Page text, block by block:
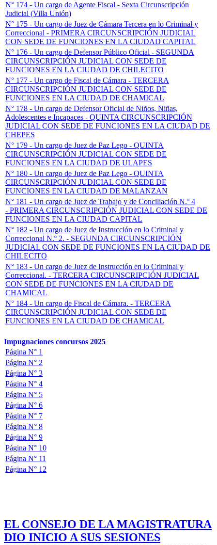
N° 174 - Un cargo de Agente Fiscal - Sexta Circunscripción
Judicial (Villa Unión)
N° 175 - Un cargo de Juez de Cámara Tercera en lo Criminal y
Correccional - PRIMERA CIRCUNSCRIPCIÓN JUDICIAL
CON SEDE DE FUNCIONES EN LA CIUDAD CAPITAL
N° 176 - Un cargo de Defensor Público Oficial - SEGUNDA
CIRCUNSCRIPCIÓN JUDICIAL CON SEDE DE
FUNCIONES EN LA CIUDAD DE CHILECITO
N° 177 - Un cargo de Fiscal de Cámara - TERCERA
CIRCUNSCRIPCIÓN JUDICIAL CON SEDE DE
FUNCIONES EN LA CIUDAD DE CHAMICAL
N° 178 - Un cargo de Defensor Oficial de Niños, Niñas,
Adolescentes e Incapaces - QUINTA CIRCUNSCRIPCIÓN
JUDICIAL CON SEDE DE FUNCIONES EN LA CIUDAD DE
CHEPES
N° 179 - Un cargo de Juez de Paz Lego - QUINTA
CIRCUNSCRIPCIÓN JUDICIAL CON SEDE DE
FUNCIONES EN LA CIUDAD DE ULAPES
N° 180 - Un cargo de Juez de Paz Lego - QUINTA
CIRCUNSCRIPCIÓN JUDICIAL CON SEDE DE
FUNCIONES EN LA CIUDAD DE MALANZAN
N° 181 - Un cargo de Juez de Trabajo y de Conciliación N.º 4
- PRIMERA CIRCUNSCRIPCIÓN JUDICIAL CON SEDE DE
FUNCIONES EN LA CIUDAD CAPITAL
N° 182 - Un cargo de Juez de Instrucción en lo Criminal y
Correccional N.º 2. - SEGUNDA CIRCUNSCRIPCIÓN
JUDICIAL CON SEDE DE FUNCIONES EN LA CIUDAD DE
CHILECITO
N° 183 - Un cargo de Juez de Instrucción en lo Criminal y
Correccional. - TERCERA CIRCUNSCRIPCIÓN JUDICIAL
CON SEDE DE FUNCIONES EN LA CIUDAD DE
CHAMICAL
N° 184 - Un cargo de Fiscal de Cámara. - TERCERA
CIRCUNSCRIPCIÓN JUDICIAL CON SEDE DE
FUNCIONES EN LA CIUDAD DE CHAMICAL
Impugnaciones concursos 2025
Página N° 1
Página N° 2
Página N° 3
Página N° 4
Página N° 5
Página N° 6
Página N° 7
Página N° 8
Página N° 9
Página N° 10
Página N° 11
Página N° 12
EL CONSEJO DE LA MAGISTRATURA
DIO INICIO A SUS SESIONES